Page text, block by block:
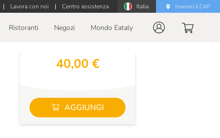
| Lavora con noi | Centro assistenza Italia Inserisci il CAP
Ristoranti Negozi Mondo Eataly
40,00 €
AGGIUNGI